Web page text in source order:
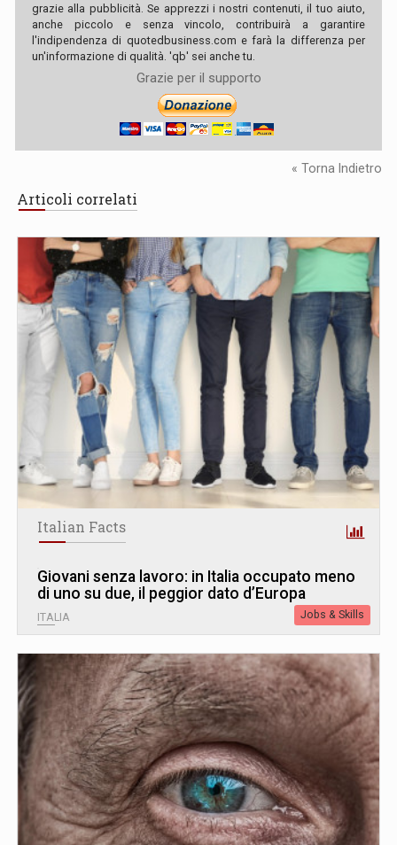
grazie alla pubblicità. Se apprezzi i nostri contenuti, il tuo aiuto,
anche piccolo e senza vincolo, contribuirà a garantire
l'indipendenza di quotedbusiness.com e farà la differenza per
un'informazione di qualità. 'qb' sei anche tu.
Grazie per il supporto
« Torna Indietro
Articoli correlati
Italian Facts
Giovani senza lavoro: in Italia occupato meno
di uno su due, il peggior dato d’Europa
ITALIA Jobs & Skills